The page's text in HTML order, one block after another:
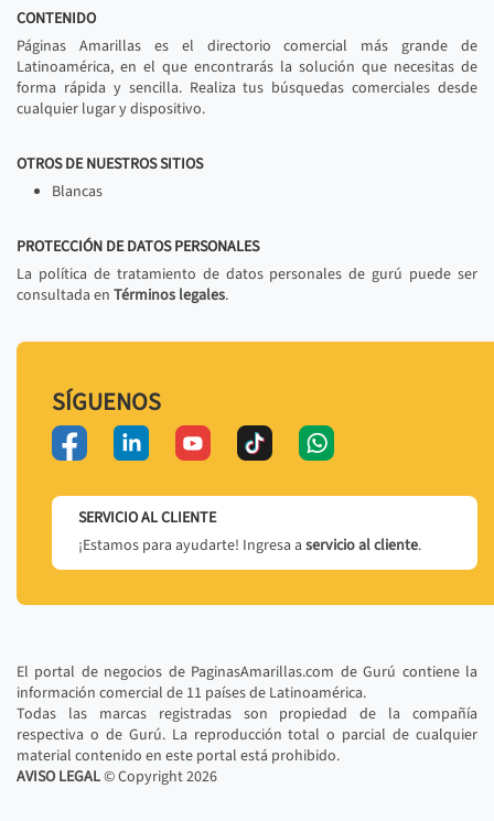
CONTENIDO
Páginas Amarillas es el directorio comercial más grande de
Latinoamérica, en el que encontrarás la solución que necesitas de
forma rápida y sencilla. Realiza tus búsquedas comerciales desde
cualquier lugar y dispositivo.
OTROS DE NUESTROS SITIOS
Blancas
PROTECCIÓN DE DATOS PERSONALES
La política de tratamiento de datos personales de gurú puede ser
consultada en Términos legales.
SÍGUENOS
SERVICIO AL CLIENTE
¡Estamos para ayudarte! Ingresa a servicio al cliente.
El portal de negocios de PaginasAmarillas.com de Gurú contiene la
información comercial de 11 países de Latinoamérica.
Todas las marcas registradas son propiedad de la compañía
respectiva o de Gurú. La reproducción total o parcial de cualquier
material contenido en este portal está prohibido.
AVISO LEGAL© Copyright2026